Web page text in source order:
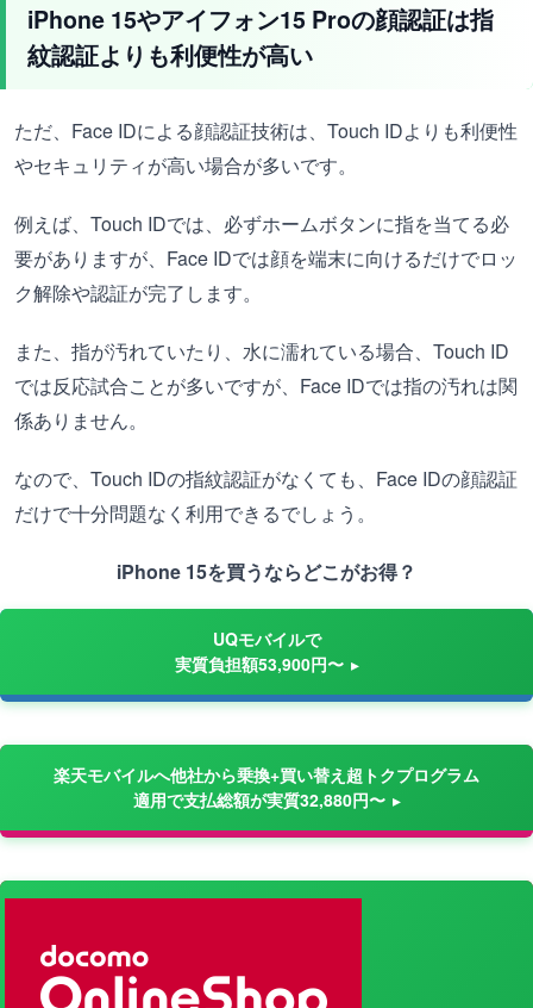
iPhone 15やアイフォン15 Proの顔認証は指
紋認証よりも利便性が高い
ただ、Face IDによる顔認証技術は、Touch IDよりも利便性
やセキュリティが高い場合が多いです。
例えば、Touch IDでは、必ずホームボタンに指を当てる必
要がありますが、Face IDでは顔を端末に向けるだけでロッ
ク解除や認証が完了します。
また、指が汚れていたり、水に濡れている場合、Touch ID
では反応試合ことが多いですが、Face IDでは指の汚れは関
係ありません。
なので、Touch IDの指紋認証がなくても、Face IDの顔認証
だけで十分問題なく利用できるでしょう。
iPhone 15を買うならどこがお得？
UQモバイルで
実質負担額53,900円〜
楽天モバイルへ他社から乗換+買い替え超トクプログラム
適用で支払総額が実質32,880円〜